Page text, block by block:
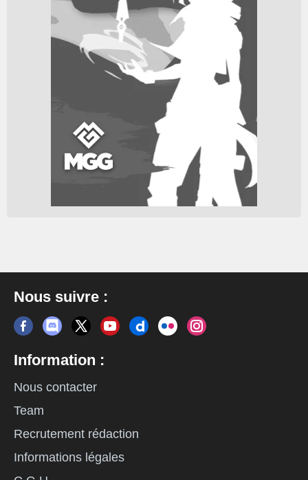
Nous suivre :
Information :
Nous contacter
Team
Recrutement rédaction
Informations légales